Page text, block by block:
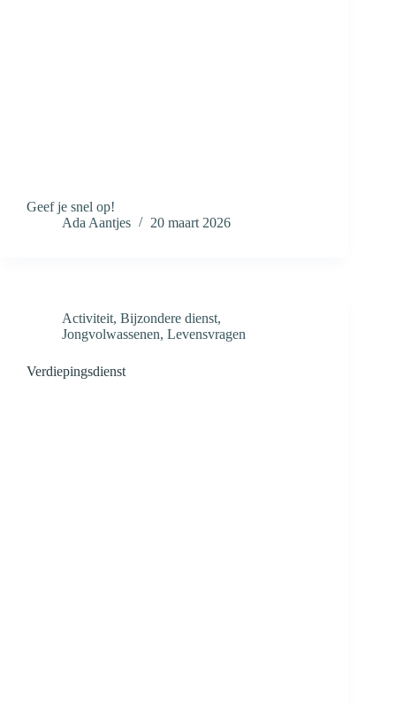
Geef je snel op!
Ada Aantjes
20 maart 2026
Activiteit, Bijzondere dienst,
Jongvolwassenen, Levensvragen
Verdiepingsdienst